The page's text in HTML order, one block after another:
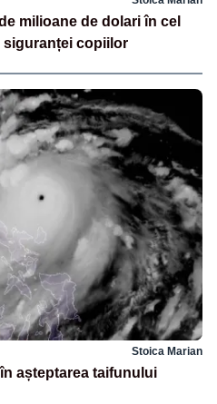
milioane de dolari în cel
siguranței copiilor
Stoica Marian
așteptarea taifunului